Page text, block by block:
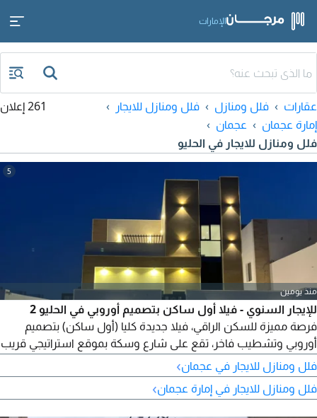
الإمارات
عقارات فلل ومنازل
فلل ومنازل للايجار
إمارة عجمان
عجمان
فلل ومنازل للايجار في الحليو
261 إعلان
5
منذ يومين
للإيجار السنوي - فيلا أول ساكن بتصميم أوروبي في الحليو 2
فرصة مميزة للسكن الراقي، فيلا جديدة كليا (أول ساكن) بتصميم
أوروبي وتشطيب فاخر، تقع على شارع وسكة بموقع استراتيجي قريب
خزائن ملابس مجلس واسع مع مغاسل (ماستر) صالة كبيرة (ماستر)
مطبخ مودرن بتصميم مميز تراس واسع مناسب لجلسة عائلية
فلل ومنازل للايجار في عجمان›
فلل ومنازل للايجار في إمارة عجمان›